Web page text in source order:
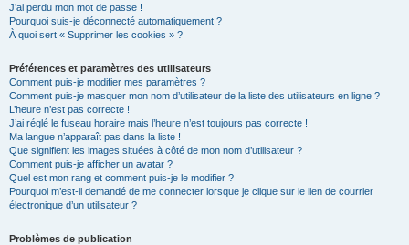
J’ai perdu mon mot de passe !
Pourquoi suis-je déconnecté automatiquement ?
À quoi sert « Supprimer les cookies » ?
Préférences et paramètres des utilisateurs
Comment puis-je modifier mes paramètres ?
Comment puis-je masquer mon nom d’utilisateur de la liste des utilisateurs en ligne ?
L’heure n’est pas correcte !
J’ai réglé le fuseau horaire mais l’heure n’est toujours pas correcte !
Ma langue n’apparaît pas dans la liste !
Que signifient les images situées à côté de mon nom d’utilisateur ?
Comment puis-je afficher un avatar ?
Quel est mon rang et comment puis-je le modifier ?
Pourquoi m’est-il demandé de me connecter lorsque je clique sur le lien de courrier
électronique d’un utilisateur ?
Problèmes de publication